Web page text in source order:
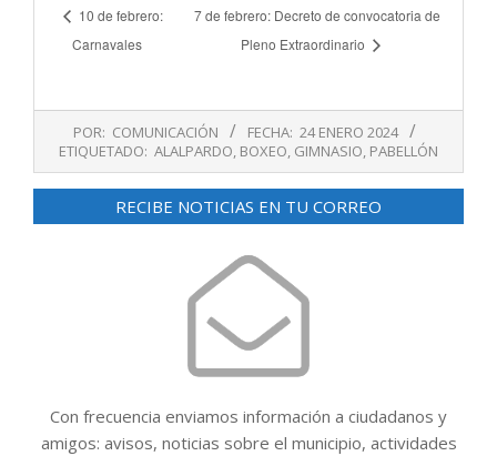
10 de febrero:
Carnavales
7 de febrero: Decreto de convocatoria de
Pleno Extraordinario
24
POR: COMUNICACIÓN FECHA: 24 ENERO 2024
ETIQUETADO: ALALPARDO, BOXEO, GIMNASIO, PABELLÓN
RECIBE NOTICIAS EN TU CORREO
Con frecuencia enviamos información a ciudadanos y
amigos: avisos, noticias sobre el municipio, actividades